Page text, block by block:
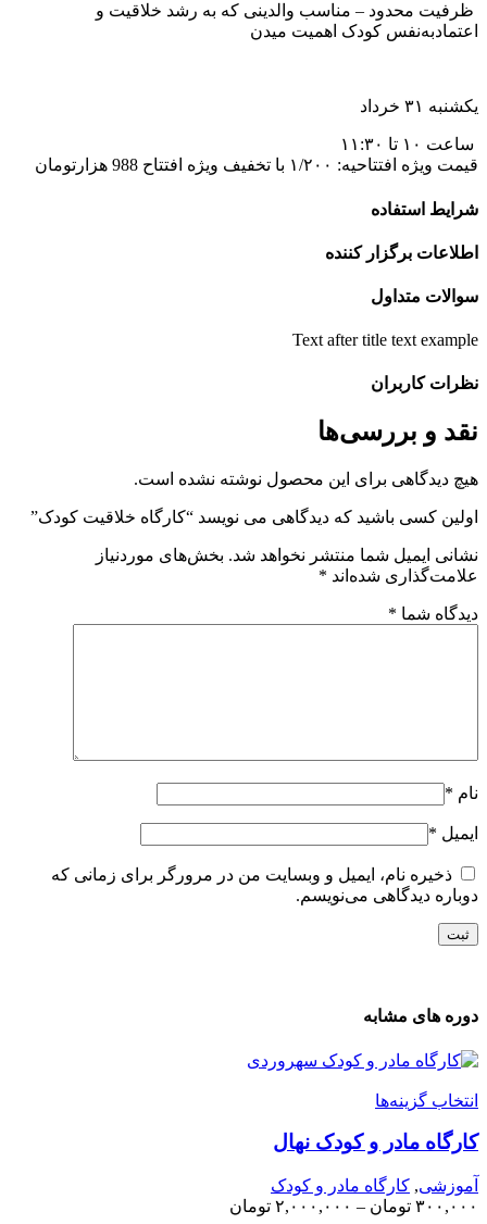
محدود – مناسب والدینی که به رشد خلاقیت و
کودک اهمیت میدن
۳۱ خرداد
۱۰ تا ۱۱:۳۰
ویژه افتتاحیه: ۱/۲۰۰ با تخفیف ویژه افتتاح 988 هزارتومان
استفاده
برگزار کننده
متداول
Text after title text
کاربران
و بررسی‌ها
دیدگاهی برای این محصول نوشته نشده است.
کسی باشید که دیدگاهی می نویسد “کارگاه خلاقیت کودک”
ایمیل شما منتشر نخواهد شد. بخش‌های موردنیاز
شده‌اند*
شما*
*
*
ذخیره نام، ایمیل و وبسایت من در مرورگر برای زمانی که
دیدگاهی می‌نویسم.
های مشابه
گزینه‌ها
مادر و کودک نهال
, کارگاه مادر و کودک
تومان– ۲,۰۰۰,۰۰۰ تومان